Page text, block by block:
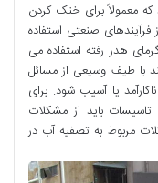
معمولاً برای خنک کردن
صنعتی استفاده
هدر رفته استفاده می
با طیف وسیعی از مسائل
یا آسیب شود. برای
باید از مشکلات
مربوط به تصفیه آب در